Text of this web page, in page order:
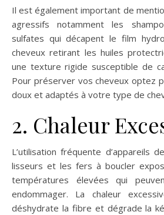
Il est également important de
agressifs notamment les
sulfates qui décapent le film
cheveux retirant les huiles
une texture rigide susceptible de
Pour préserver vos cheveux optez
doux et adaptés à votre type de
2. Chaleur
L’utilisation fréquente d’appareils
lisseurs et les fers à boucler
températures élevées qui
endommager. La chaleur
déshydrate la fibre et dégrade la